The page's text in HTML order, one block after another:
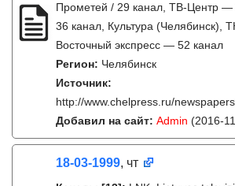
Прометей / 29 канал, ТВ-Центр
36 канал, Культура (Челябинск),
Восточный экспресс — 52 канал
Регион: Челябинск
Источник:
http://www.chelpress.ru/
Добавил на сайт: Admin (2016-
18-03-1999, чт